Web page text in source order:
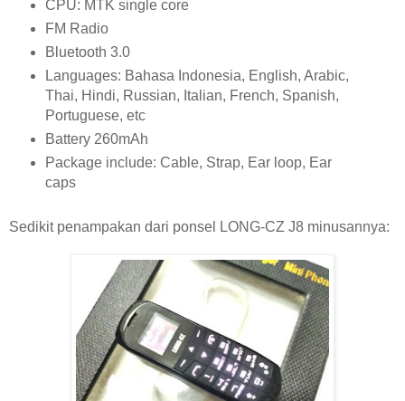
CPU: MTK single core
FM Radio
Bluetooth 3.0
Languages: Bahasa Indonesia, English, Arabic,
Thai, Hindi, Russian, Italian, French, Spanish,
Portuguese, etc
Battery 260mAh
Package include: Cable, Strap, Ear loop, Ear
caps
Sedikit penampakan dari ponsel LONG-CZ J8 minusannya: